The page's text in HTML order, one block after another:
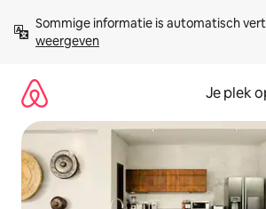
direct
naar
Sommige informatie is automatisch
weergeven
Je plek